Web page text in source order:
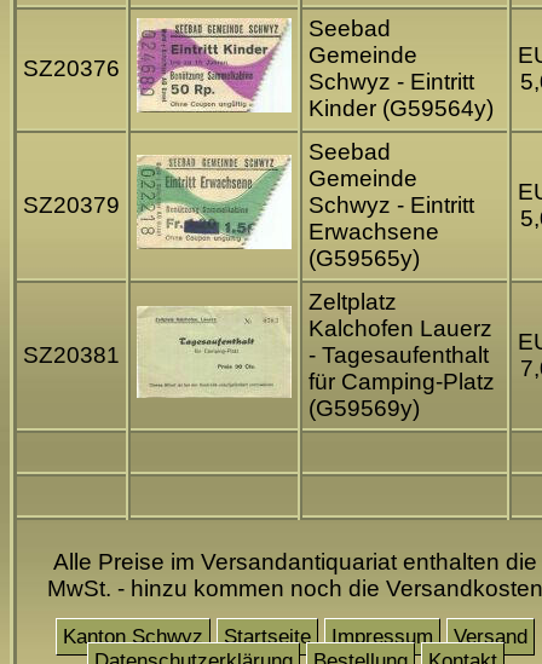
SZ20376
Seebad
Gemeinde
Schwyz - Eintritt
Kinder (G59564y)
SZ20379
Seebad
Gemeinde
Schwyz - Eintritt
Erwachsene
(G59565y)
SZ20381
Zeltplatz
Kalchofen Lauerz
- Tagesaufenthalt
für Camping-Platz
(G59569y)
Alle Preise im Versandantiquariat enthalten die
MwSt. - hinzu kommen noch die Versandkosten
Kanton Schwyz Startseite Impressum
Versand